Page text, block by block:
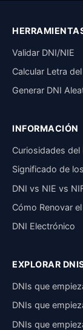
Validar DNI/NIE
Calcular Letra
Generar DNI
INFORMACIÓN
Curiosidades del
Significado de
DNI vs NIE vs
Cómo Renovar
DNI Electrónico
EXPLORAR
DNIs que
DNIs que
DNIs que